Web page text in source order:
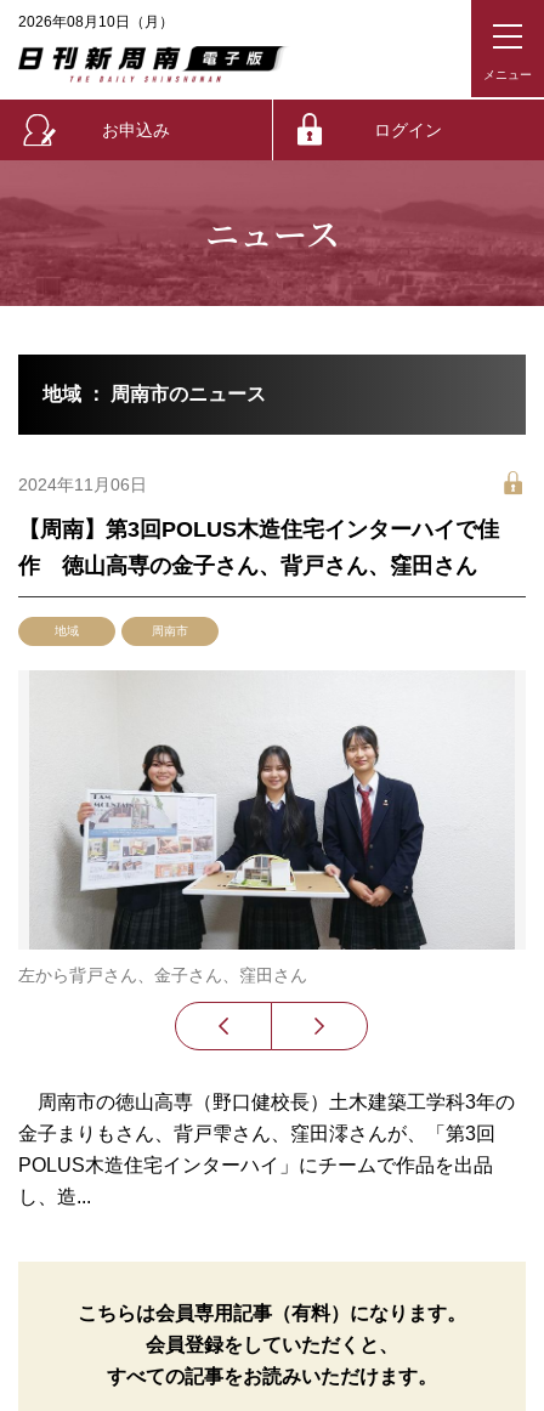
2026年08月10日（月）
お申込み ログイン
ニュース
地域 ： 周南市のニュース
2024年11月06日
【周南】第3回POLUS木造住宅インターハイで佳
作 徳山高専の金子さん、背戸さん、窪田さん
地域 周南市
左から背戸さん、金子さん、窪田さん
周南市の徳山高専（野口健校長）土木建築工学科3年の
金子まりもさん、背戸雫さん、窪田澪さんが、「第3回
POLUS木造住宅インターハイ」にチームで作品を出品
し、造...
こちらは会員専用記事（有料）になります。
会員登録をしていただくと、
すべての記事をお読みいただけます。